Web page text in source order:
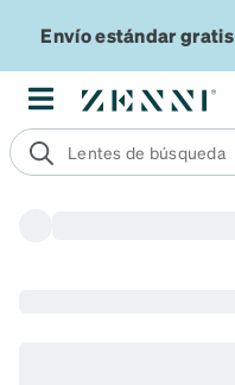
Envío estándar gratis